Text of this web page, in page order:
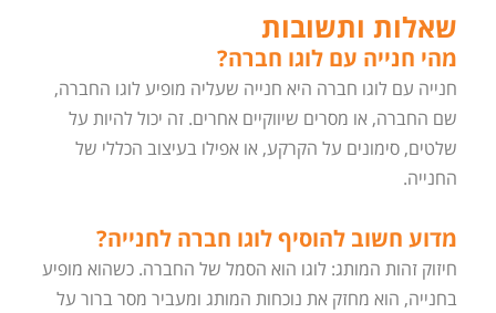
שאלות ותשובות
מהי חנייה עם לוגו חברה?
חנייה עם לוגו חברה היא חנייה שעליה מופיע לוגו החברה,
שם החברה, או מסרים שיווקיים אחרים. זה יכול להיות על
שלטים, סימונים על הקרקע, או אפילו בעיצוב הכללי של
החנייה.
מדוע חשוב להוסיף לוגו חברה לחנייה?
חיזוק זהות המותג: לוגו הוא הסמל של החברה. כשהוא מופיע
בחנייה, הוא מחזק את נוכחות המותג ומעביר מסר ברור על